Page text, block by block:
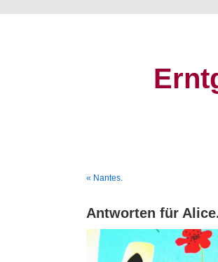
« Nantes.
Antworten für